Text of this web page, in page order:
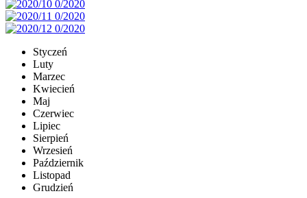
Styczeń
Luty
Marzec
Kwiecień
Maj
Czerwiec
Lipiec
Sierpień
Wrzesień
Październik
Listopad
Grudzień